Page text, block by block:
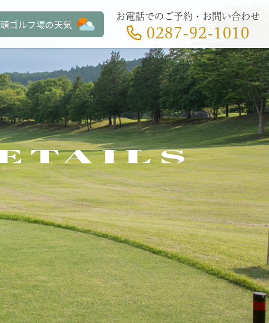
ゴルフ場の天気
お電話でのご予約・お問い合わせ
0287-92-1010